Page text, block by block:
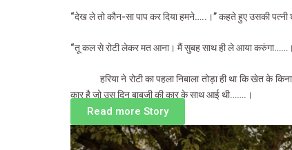
“देख ले तो कौन-सा पाप कर दिया हमने…..।” कहते हुए उसकी
“तू कल से रोटी लेकर मत आना। मैं सुबह साथ ही ले आया
हरिया ने रोटी का पहला निबाला तोड़ा ही था कि खेत
कार है जो उस दिन बाबूजी की कार के साथ आई थी…….।
Read more Story